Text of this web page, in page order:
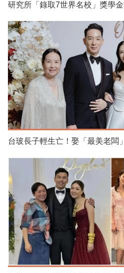
研究所「錄取7世界名校」獎學
台玻長子輕生亡！娶「最美老闆